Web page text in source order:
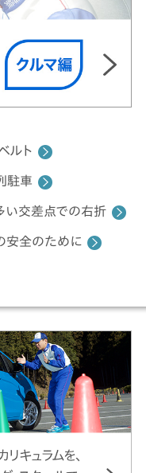
ルト
駐車
い交差点での右折
安全のために